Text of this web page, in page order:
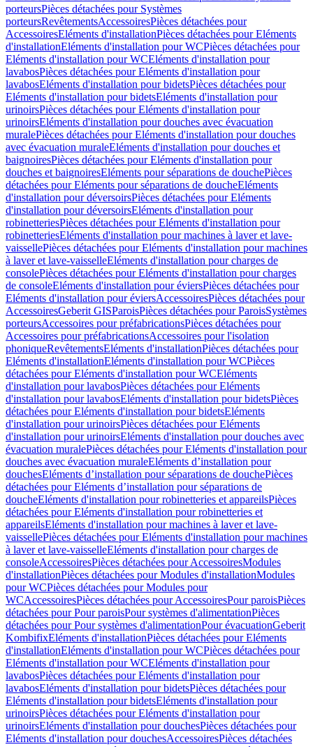
porteursPièces détachées pour Systèmes
porteursRevêtementsAccessoiresPièces détachées pour
AccessoiresEléments d'installationPièces détachées pour Eléments
d'installationEléments d'installation pour WCPièces détachées pour
Eléments d'installation pour WCEléments d'installation pour
lavabosPièces détachées pour Eléments d'installation pour
lavabosEléments d'installation pour bidetsPièces détachées pour
Eléments d'installation pour bidetsEléments d'installation pour
urinoirsPièces détachées pour Eléments d'installation pour
urinoirsEléments d'installation pour douches avec évacuation
muralePièces détachées pour Eléments d'installation pour douches
avec évacuation muraleEléments d'installation pour douches et
baignoiresPièces détachées pour Eléments d'installation pour
douches et baignoiresEléments pour séparations de douchePièces
détachées pour Eléments pour séparations de doucheEléments
d'installation pour déversoirsPièces détachées pour Eléments
d'installation pour déversoirsEléments d'installation pour
robinetteriesPièces détachées pour Eléments d'installation pour
robinetteriesEléments d'installation pour machines à laver et lave-
vaissellePièces détachées pour Eléments d'installation pour machines
à laver et lave-vaisselleEléments d'installation pour charges de
consolePièces détachées pour Eléments d'installation pour charges
de consoleEléments d'installation pour éviersPièces détachées pour
Eléments d'installation pour éviersAccessoiresPièces détachées pour
AccessoiresGeberit GISParoisPièces détachées pour ParoisSystèmes
porteursAccessoires pour préfabricationsPièces détachées pour
Accessoires pour préfabricationsAccessoires pour l'isolation
phoniqueRevêtementsEléments d'installationPièces détachées pour
Eléments d'installationEléments d'installation pour WCPièces
détachées pour Eléments d'installation pour WCEléments
d'installation pour lavabosPièces détachées pour Eléments
d'installation pour lavabosEléments d'installation pour bidetsPièces
détachées pour Eléments d'installation pour bidetsEléments
d'installation pour urinoirsPièces détachées pour Eléments
d'installation pour urinoirsEléments d'installation pour douches avec
évacuation muralePièces détachées pour Eléments d'installation pour
douches avec évacuation muraleEléments d’installation pour
douchesEléments d’installation pour séparations de douchePièces
détachées pour Eléments d’installation pour séparations de
doucheEléments d'installation pour robinetteries et appareilsPièces
détachées pour Eléments d'installation pour robinetteries et
appareilsEléments d'installation pour machines à laver et lave-
vaissellePièces détachées pour Eléments d'installation pour machines
à laver et lave-vaisselleEléments d'installation pour charges de
consoleAccessoiresPièces détachées pour AccessoiresModules
d'installationPièces détachées pour Modules d'installationModules
pour WCPièces détachées pour Modules pour
WCAccessoiresPièces détachées pour AccessoiresPour paroisPièces
détachées pour Pour paroisPour systèmes d'alimentationPièces
détachées pour Pour systèmes d'alimentationPour évacuationGeberit
KombifixEléments d'installationPièces détachées pour Eléments
d'installationEléments d'installation pour WCPièces détachées pour
Eléments d'installation pour WCEléments d'installation pour
lavabosPièces détachées pour Eléments d'installation pour
lavabosEléments d'installation pour bidetsPièces détachées pour
Eléments d'installation pour bidetsEléments d'installation pour
urinoirsPièces détachées pour Eléments d'installation pour
urinoirsEléments d'installation pour douchesPièces détachées pour
Eléments d'installation pour douchesAccessoiresPièces détachées